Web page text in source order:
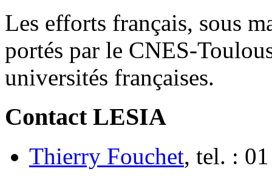
Les efforts français, sous
portés par le CNES-
universités françaises.
Contact LESIA
Thierry Fouchet, tel. :